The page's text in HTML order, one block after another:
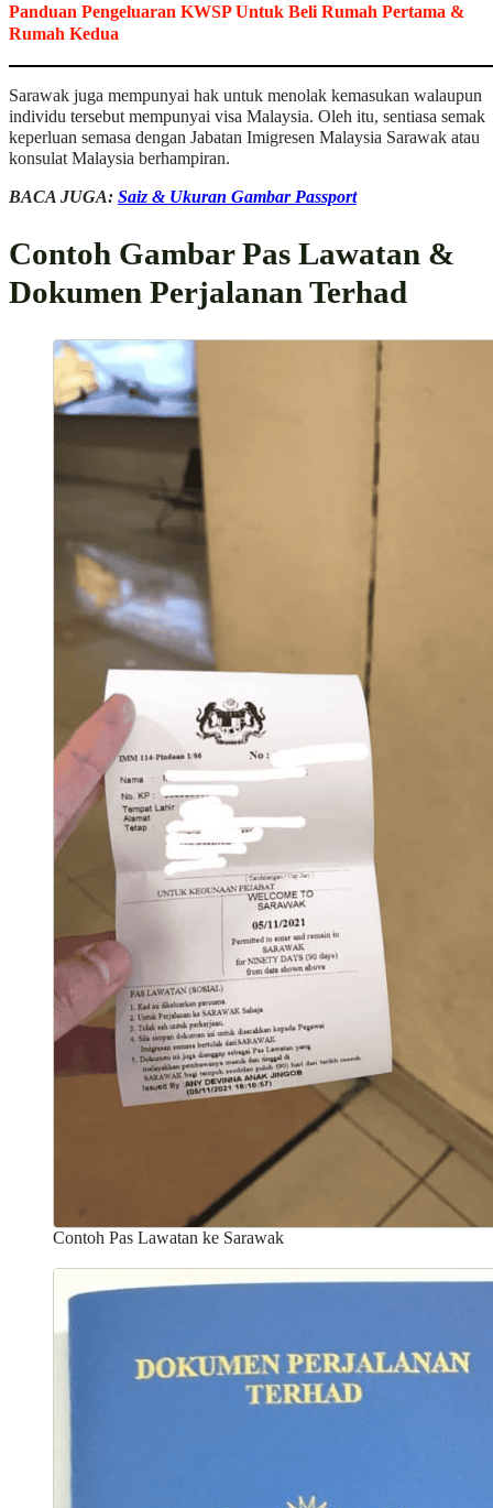
Panduan Pengeluaran KWSP Untuk Beli Rumah Pertama &
Rumah Kedua
Sarawak juga mempunyai hak untuk menolak kemasukan walaupun
individu tersebut mempunyai visa Malaysia. Oleh itu, sentiasa semak
keperluan semasa dengan Jabatan Imigresen Malaysia Sarawak atau
konsulat Malaysia berhampiran.
BACA JUGA: Saiz & Ukuran Gambar Passport
Contoh Gambar Pas Lawatan &
Dokumen Perjalanan Terhad
Contoh Pas Lawatan ke Sarawak